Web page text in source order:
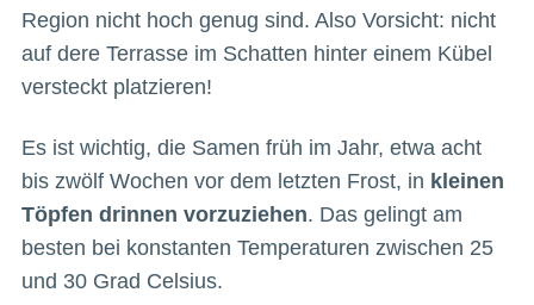
Region nicht hoch genug sind. Also Vorsicht: nicht
auf dere Terrasse im Schatten hinter einem Kübel
versteckt platzieren!
Es ist wichtig, die Samen früh im Jahr, etwa acht
bis zwölf Wochen vor dem letzten Frost, in kleinen
Töpfen drinnen vorzuziehen. Das gelingt am
besten bei konstanten Temperaturen zwischen 25
und 30 Grad Celsius.